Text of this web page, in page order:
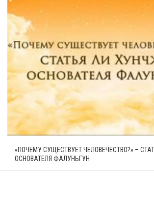
«ПОЧЕМУ СУЩЕСТВУЕТ ЧЕЛОВЕЧЕСТВО?» –
ОСНОВАТЕЛЯ ФАЛУНЬГУН